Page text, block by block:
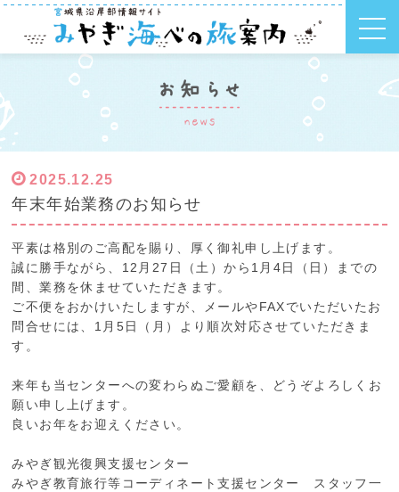
2025.12.25
年末年始業務のお知らせ
平素は格別のご高配を賜り、厚く御礼申し上げます。
誠に勝手ながら、12月27日（土）から1月4日（日）までの
間、業務を休ませていただきます。
ご不便をおかけいたしますが、メールやFAXでいただいたお
問合せには、1月5日（月）より順次対応させていただきま
す。
来年も当センターへの変わらぬご愛顧を、どうぞよろしくお
願い申し上げます。
良いお年をお迎えください。
みやぎ観光復興支援センター
みやぎ教育旅行等コーディネート支援センター スタッフ一